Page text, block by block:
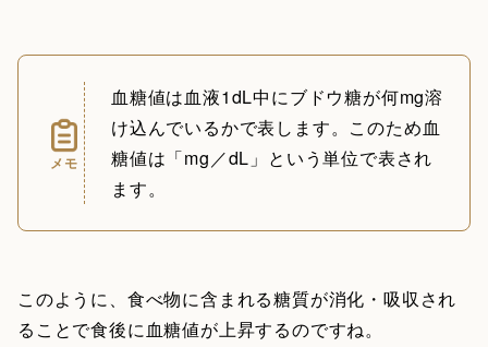
メモ
血糖値は血液1dL中にブドウ糖が何mg溶
け込んでいるかで表します。このため血
糖値は「mg／dL」という単位で表され
ます。
このように、食べ物に含まれる糖質が消化・吸収され
ることで食後に血糖値が上昇するのですね。